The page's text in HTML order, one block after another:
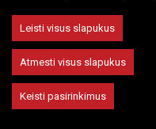
Leisti visus slapukus
Atmesti visus slapukus
Keisti pasirinkimus